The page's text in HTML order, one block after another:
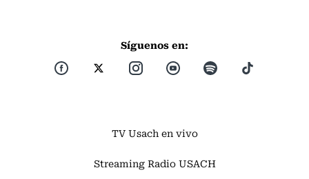
Síguenos en:
TV Usach en vivo
Streaming Radio USACH